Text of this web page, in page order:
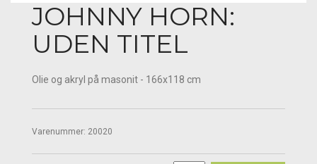
JOHNNY HORN:
UDEN TITEL
Olie og akryl på masonit - 166x118 cm
Varenummer: 20020